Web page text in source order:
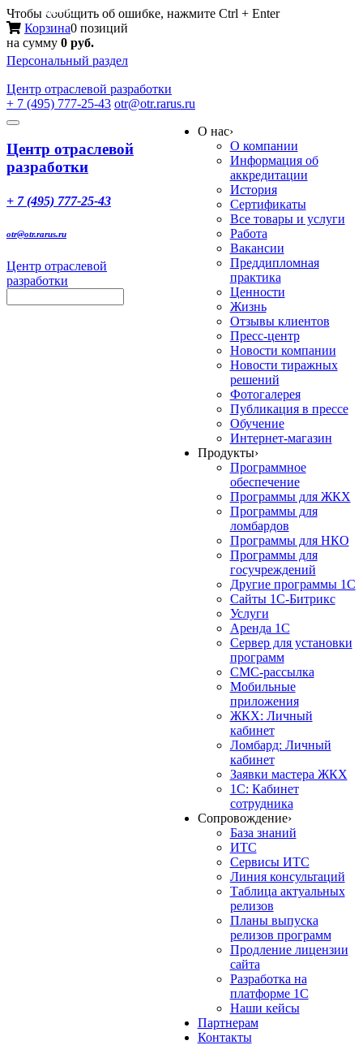
Чтобы сообщить об ошибке, нажмите Ctrl + Enter
Корзина0 позиций
на сумму 0 руб.
Персональный раздел
Центр отраслевой разработки
+ 7 (495) 777-25-43 otr@otr.rarus.ru
Toggle
Меню
Центр отраслевой
разработки
+ 7 (495) 777-25-43
otr@otr.rarus.ru
Центр отраслевой
разработки
О нас›
О компании
Информация об
аккредитации
История
Сертификаты
Все товары и услуги
Работа
Вакансии
Преддипломная
практика
Ценности
Жизнь
Отзывы клиентов
Пресс-центр
Новости компании
Новости тиражных
решений
Фотогалерея
Публикация в прессе
Обучение
Интернет-магазин
Продукты›
Программное
обеспечение
Программы для ЖКХ
Программы для
ломбардов
Программы для НКО
Программы для
госучреждений
Другие программы 1С
Сайты 1С-Битрикс
Услуги
Аренда 1С
Сервер для установки
программ
СМС-рассылка
Мобильные
приложения
ЖКХ: Личный
кабинет
Ломбард: Личный
кабинет
Заявки мастера ЖКХ
1С: Кабинет
сотрудника
Сопровождение›
База знаний
ИТС
Сервисы ИТС
Линия консультаций
Таблица актуальных
релизов
Планы выпуска
релизов программ
Продление лицензии
сайта
Разработка на
платформе 1С
Наши кейсы
Партнерам
Контакты